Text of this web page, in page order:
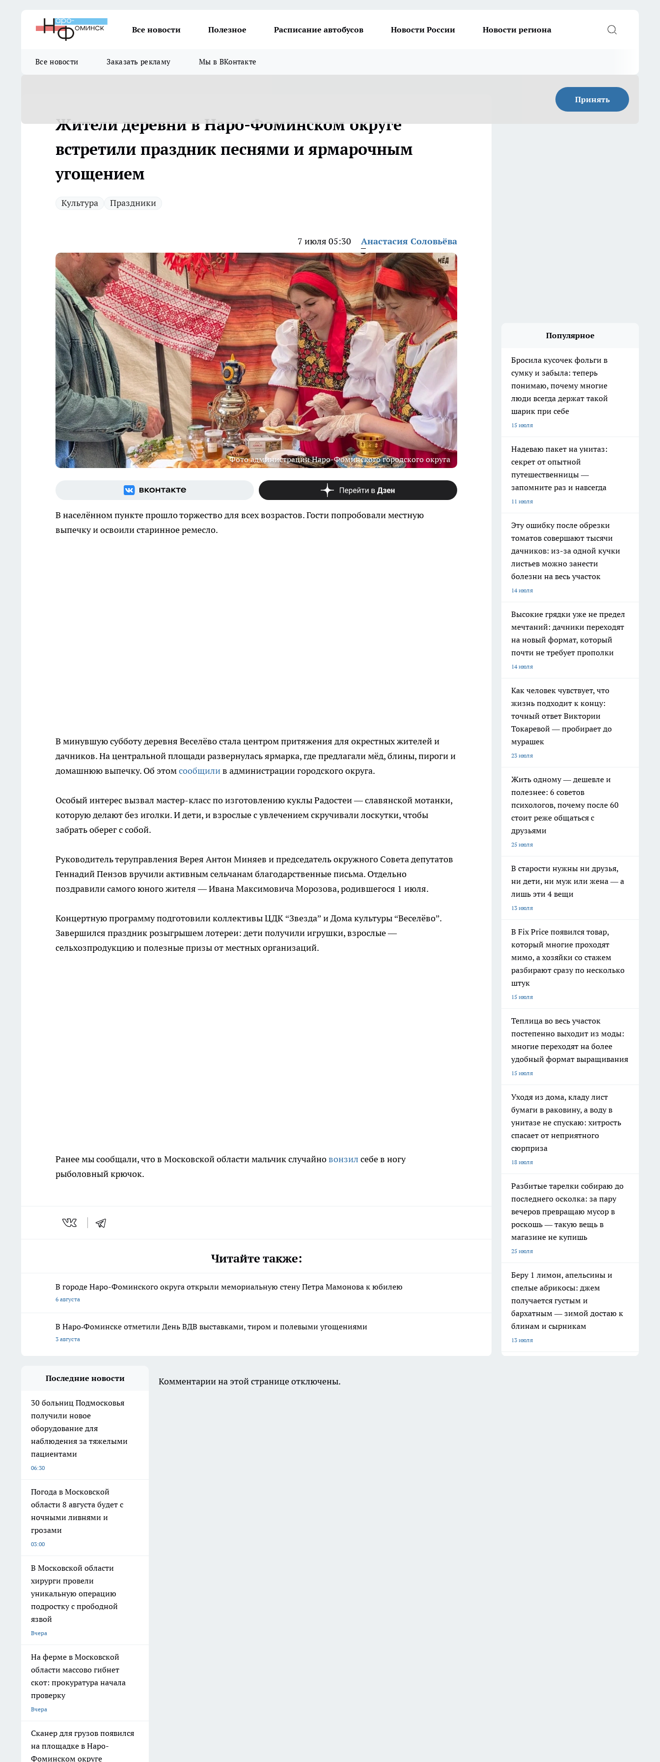
Все новости Полезное Расписание автобусов Новости России Новости региона
Все новости Заказать рекламу Мы в ВКонтакте
Принять
Жители деревни в Наро-Фоминском округе
встретили праздник песнями и ярмарочным
угощением
Культура Праздники
7 июля 05:30 Анастасия Соловьёва
Фото администрации Наро-Фоминского городского округа
В населённом пункте прошло торжество для всех возрастов. Гости попробовали местную
выпечку и освоили старинное ремесло.
В минувшую субботу деревня Веселёво стала центром притяжения для окрестных жителей и
дачников. На центральной площади развернулась ярмарка, где предлагали мёд, блины, пироги и
домашнюю выпечку. Об этомсообщилив администрации городского округа.
Особый интерес вызвал мастер-класс по изготовлению куклы Радостеи — славянской мотанки,
которую делают без иголки. И дети, и взрослые с увлечением скручивали лоскутки, чтобы
забрать оберег с собой.
Руководитель теруправления Верея Антон Миняев и председатель окружного Совета депутатов
Геннадий Пензов вручили активным сельчанам благодарственные письма. Отдельно
поздравили самого юного жителя — Ивана Максимовича Морозова, родившегося 1 июля.
Концертную программу подготовили коллективы ЦДК “Звезда” и Дома культуры “Веселёво”.
Завершился праздник розыгрышем лотереи: дети получили игрушки, взрослые —
сельхозпродукцию и полезные призы от местных организаций.
Ранее мы сообщали, что в Московской области мальчик случайновонзил себе в ногу
рыболовный крючок.
Читайте также:
В городе Наро-Фоминского округа открыли мемориальную стену Петра Мамонова к юбилею
6 августа
В Наро‑Фоминске отметили День ВДВ выставками, тиром и полевыми угощениями
3 августа
Популярное
Бросила кусочек фольги в
сумку и забыла: теперь
понимаю, почему многие
люди всегда держат такой
шарик при себе
15 июля
Надеваю пакет на унитаз:
секрет от опытной
путешественницы —
запомните раз и навсегда
11 июля
Эту ошибку после обрезки
томатов совершают тысячи
дачников: из-за одной кучки
листьев можно занести
болезни на весь участок
14 июля
Высокие грядки уже не предел
мечтаний: дачники переходят
на новый формат, который
почти не требует прополки
14 июля
Как человек чувствует, что
жизнь подходит к концу:
точный ответ Виктории
Токаревой — пробирает до
мурашек
23 июля
Жить одному — дешевле и
полезнее: 6 советов
психологов, почему после 60
стоит реже общаться с
друзьями
25 июля
В старости нужны ни друзья,
ни дети, ни муж или жена — а
лишь эти 4 вещи
13 июля
В Fix Price появился товар,
который многие проходят
мимо, а хозяйки со стажем
разбирают сразу по несколько
штук
15 июля
Теплица во весь участок
постепенно выходит из моды:
многие переходят на более
удобный формат выращивания
15 июля
Уходя из дома, кладу лист
бумаги в раковину, а воду в
унитазе не спускаю: хитрость
спасает от неприятного
сюрприза
18 июля
Разбитые тарелки собираю до
последнего осколка: за пару
вечеров превращаю мусор в
роскошь — такую вещь в
магазине не купишь
25 июля
Беру 1 лимон, апельсины и
спелые абрикосы: джем
получается густым и
бархатным — зимой достаю к
блинам и сырникам
13 июля
Последние новости
30 больниц Подмосковья
получили новое
оборудование для
наблюдения за тяжелыми
пациентами
06:30
Погода в Московской
области 8 августа будет с
ночными ливнями и
грозами
03:00
В Московской области
хирурги провели
уникальную операцию
подростку с прободной
язвой
Вчера
На ферме в Московской
области массово гибнет
скот: прокуратура начала
проверку
Вчера
Сканер для грузов появился
на площадке в Наро-
Фоминском округе
Комментарии на этой странице отключены.